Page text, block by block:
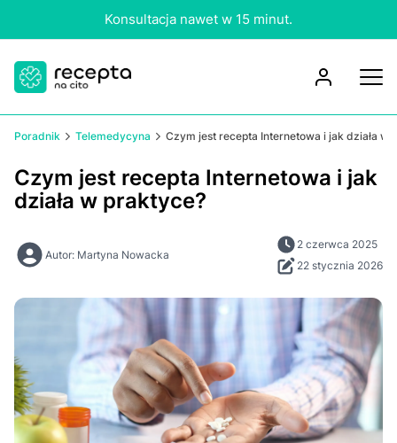
Konsultacja nawet w 15 minut.
Poradnik Telemedycyna Czym jest recepta Internetowa i jak działa w
Czym jest recepta Internetowa i jak
działa w praktyce?
Autor: Martyna Nowacka
2 czerwca 2025
22 stycznia 2026